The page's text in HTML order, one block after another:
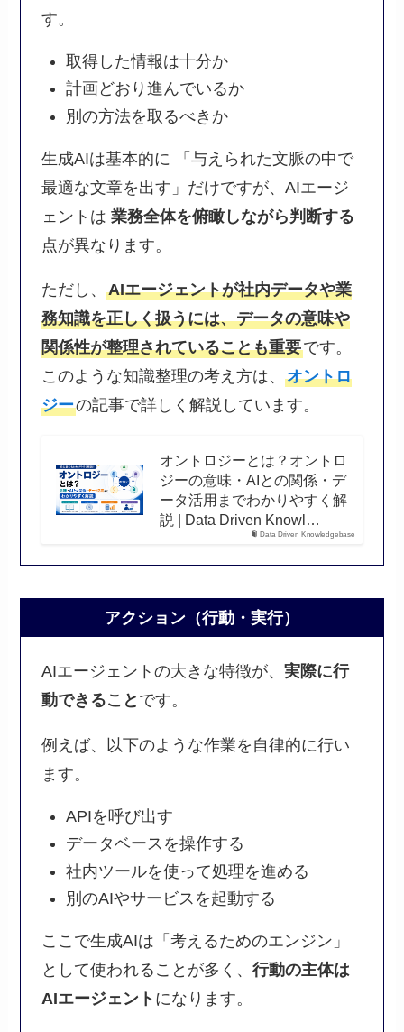
す。
取得した情報は十分か
計画どおり進んでいるか
別の方法を取るべきか
生成AIは基本的に 「与えられた文脈の中で
最適な文章を出す」だけですが、AIエージ
ェントは 業務全体を俯瞰しながら判断する
点が異なります。
ただし、 AIエージェントが社内データや業
務知識を正しく扱うには、データの意味や
関係性が整理されていることも重要です。
このような知識整理の考え方は、 オントロ
ジーの記事で詳しく解説しています。
Data Driven Knowledgebase
オントロジーとは？オントロ
ジーの意味・AIとの関係・デ
ータ活用までわかりやすく解
説 | Data Driven Knowl…
アクション（行動・実行）
AIエージェントの大きな特徴が、 実際に行
動できること です。
例えば、以下のような作業を自律的に行い
ます。
APIを呼び出す
データベースを操作する
社内ツールを使って処理を進める
別のAIやサービスを起動する
ここで生成AIは「考えるためのエンジン」
として使われることが多く、 行動の主体は
AIエージェント になります。